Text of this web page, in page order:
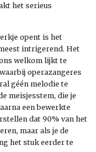
het serieus
opent is het
intrigerend. Het
welkom lijkt te
operazangeres
géén melodie te
meisjesstem, die je
een bewerkte
dat 90% van het
maar als je de
het stuk eerder te